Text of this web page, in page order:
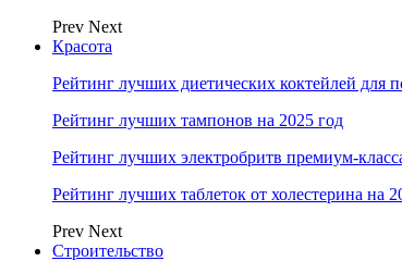
Prev Next
Красота
Рейтинг лучших диетических коктейлей для
Рейтинг лучших тампонов на 2025 год
Рейтинг лучших электробритв премиум-
Рейтинг лучших таблеток от холестерина на
Prev Next
Строительство